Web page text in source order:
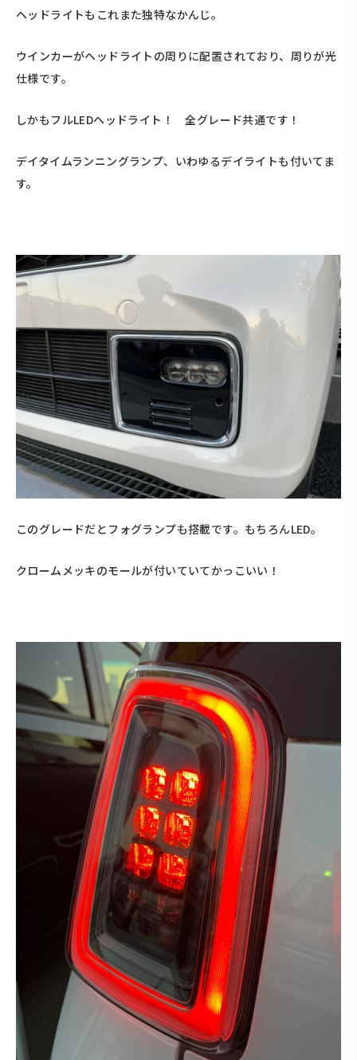
ヘッドライトもこれまた独特なかんじ。
ウインカーがヘッドライトの周りに配置されており、周りが光
仕様です。
しかもフルLEDヘッドライト！ 全グレード共通です！
デイタイムランニングランプ、いわゆるデイライトも付いてま
す。
このグレードだとフォグランプも搭載です。もちろんLED。
クロームメッキのモールが付いていてかっこいい！